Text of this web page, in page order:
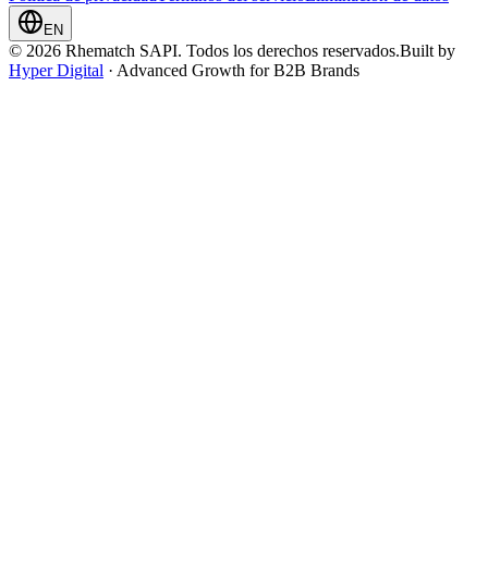
EN
© 2026 Rhematch SAPI. Todos los derechos reservados.Built by
Hyper Digital · Advanced Growth for B2B Brands